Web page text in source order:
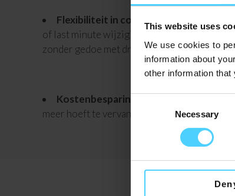
This website uses
We use cookies to
information about
other information that
Selection
Necessary
Flexibiliteit in content:
of last minute wijzigingen? Met
zonder gedoe met drukwerk.
Kostenbesparing op drukwerk:
meer hoeft te vervangen, bespaar je op de